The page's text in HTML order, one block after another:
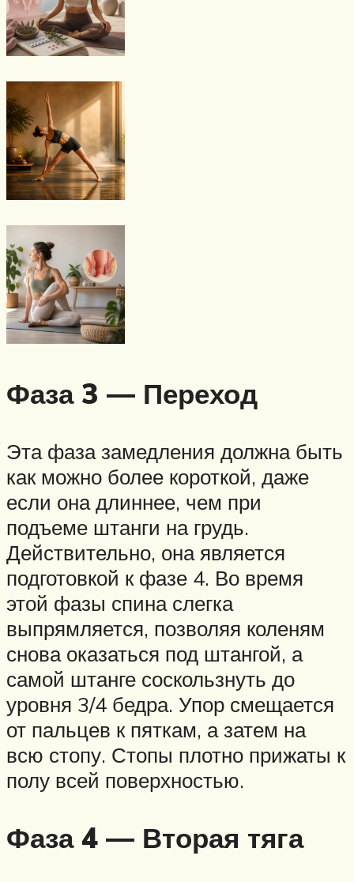
Фаза 3 — Переход
Эта фаза замедления должна быть
как можно более короткой, даже
если она длиннее, чем при
подъеме штанги на грудь.
Действительно, она является
подготовкой к фазе 4. Во время
этой фазы спина слегка
выпрямляется, позволяя коленям
снова оказаться под штангой, а
самой штанге соскользнуть до
уровня 3/4 бедра. Упор смещается
от пальцев к пяткам, а затем на
всю стопу. Стопы плотно прижаты к
полу всей поверхностью.
Фаза 4 — Вторая тяга